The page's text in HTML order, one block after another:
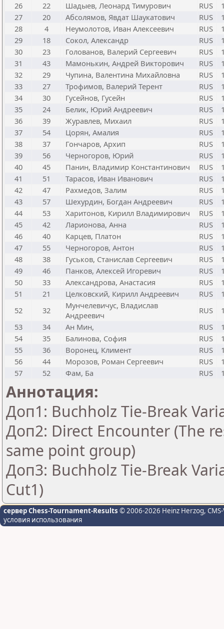
26
22 Шадыев, Леонард Тимурович RUS
27
20 Абсолямов, Явдат Шаукатович RUS
28
4 Неумолотов, Иван Алексеевич RUS
29
18 Сокол, Александр RUS
30
23 Голованов, Валерий Сергеевич RUS
31
43 Мамонькин, Андрей Викторович RUS
32
29 Чупина, Валентина Михайловна RUS
33
27 Трофимов, Валерий Терент RUS
34
30 Гусейнов, Гусейн RUS
35
24 Белик, Юрий Андреевич RUS
36
39 Журавлев, Михаил RUS
37
54 Цорян, Амалия RUS
38
37 Гончаров, Архип RUS
39
56 Черногоров, Юрий RUS
40
45 Панин, Владимир Константинович RUS
41
51 Тарасов, Иван Иванович RUS
42
47 Рахмедов, Залим RUS
43
57 Шехурдин, Богдан Андреевич RUS
44
53 Харитонов, Кирилл Владимирович RUS
45
42 Ларионова, Анна RUS
46
40 Карцев, Платон RUS
47
55 Черногоров, Антон RUS
48
38 Гуськов, Станислав Сергеевич RUS
49
46 Панков, Алексей Игоревич RUS
50
33 Александрова, Анастасия RUS
51
21 Целковский, Кирилл Андреевич RUS
52
32
Мунчелевичус, Владислав
Андреевич
RUS
53
34 Ан Мин, RUS
54
35 Балинова, София RUS
55
36 Воронец, Климент RUS
56
44 Морозов, Роман Сергеевич RUS
57
52 Фам, Ба RUS
Аннотация:
Доп1: Buchholz Tie-Break
Доп2: Direct Encounter (The
same point group)
Доп3: Buchholz Tie-Break
Cut1)
сервер Chess-Tournament-Results © 2006-2026 Heinz Herzog,
условия использования